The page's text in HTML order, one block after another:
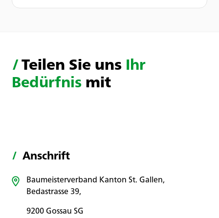
/Teilen Sie uns Ihr
Bedürfnismit
/ Anschrift
Baumeisterverband Kanton St. Gallen,
Bedastrasse 39,
9200 Gossau SG